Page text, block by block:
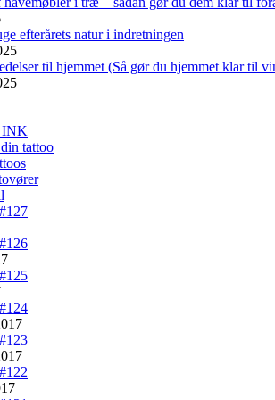
efterårets natur i indretningen
til hjemmet (Så gør du hjemmet klar til
INK
tattoo